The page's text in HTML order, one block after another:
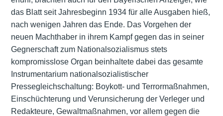
das Blatt seit Jahresbeginn 1934 für alle Ausgaben hieß,
nach wenigen Jahren das Ende. Das Vorgehen der
neuen Machthaber in ihrem Kampf gegen das in seiner
Gegnerschaft zum Nationalsozialismus stets
kompromisslose Organ beinhaltete dabei das gesamte
Instrumentarium nationalsozialistischer
Pressegleichschaltung: Boykott- und Terrormaßnahmen,
Einschüchterung und Verunsicherung der Verleger und
Redakteure, Gewaltmaßnahmen, vor allem gegen die